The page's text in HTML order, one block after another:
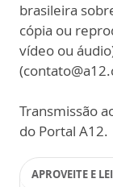
brasileira
cópia ou
vídeo ou
Transmissão
do Portal A12.
APROVEITE E